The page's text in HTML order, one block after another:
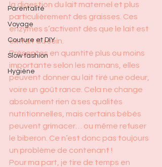
Parentalité
Voyage
Couture et DIY
Slow fashion
Hygiène
la digestion du lait maternel et plus
particulièrement des graisses. Ces
enzymes s’activent dès que le lait est
extrait du sein.
Présentes en quantité plus ou moins
importante selon les mamans, elles
peuvent donner au lait tiré une odeur,
voire un goût rance. Cela ne change
absolument rien à ses qualités
nutritionnelles, mais certains bébés
peuvent grimacer… ou même refuser
le biberon. Ce n’est donc pas toujours
un problème de contenant !
Pour ma part, je tire de temps en